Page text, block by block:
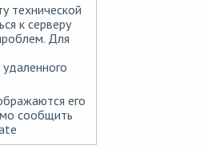
технической
к серверу
Для
его
сообщить